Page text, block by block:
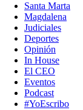
Santa Marta
Magdalena
Judiciales
Deportes
Opinión
In House
El CEO
Eventos
Podcast
#YoEscribo